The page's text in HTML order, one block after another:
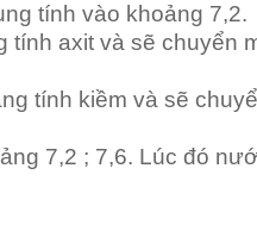
tính vào khoảng 7,2.
axit và sẽ chuyển
tính kiềm và sẽ
7,2 ; 7,6. Lúc đó